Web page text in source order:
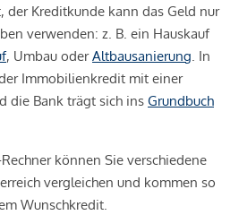
der Kreditkunde kann das Geld nur
verwenden: z. B. ein Hauskauf
, Umbau oderAltbausanierung. In
Immobilienkredit mit einer
die Bank trägt sich ins Grundbuch
können Sie verschiedene
vergleichen und kommen so
Wunschkredit.